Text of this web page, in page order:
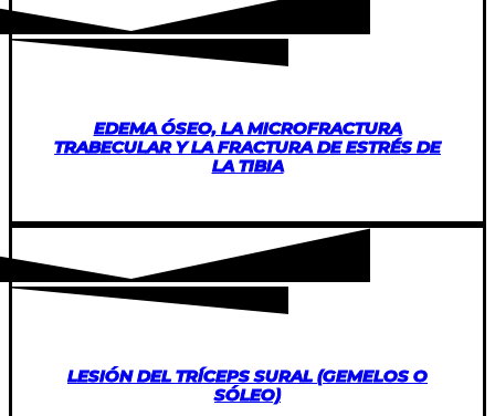
EDEMA ÓSEO, LA MICROFRACTURA
TRABECULAR Y LA FRACTURA DE ESTRÉS DE
LA TIBIA
LESIÓN DEL TRÍCEPS SURAL (GEMELOS O
SÓLEO)